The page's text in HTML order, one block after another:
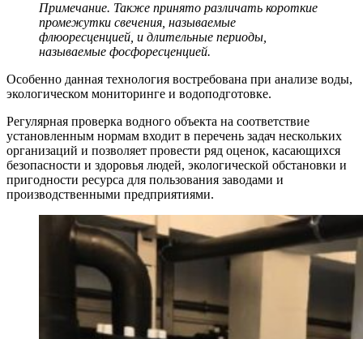
Примечание. Также принято различать короткие
промежутки свечения, называемые
флюоресценцией, и длительные периоды,
называемые фосфоресценцией.
Особенно данная технология востребована при анализе воды,
экологическом мониторинге и водоподготовке.
Регулярная проверка водного объекта на соответствие
установленным нормам входит в перечень задач нескольких
организаций и позволяет провести ряд оценок, касающихся
безопасности и здоровья людей, экологической обстановки и
пригодности ресурса для пользования заводами и
производственными предприятиями.